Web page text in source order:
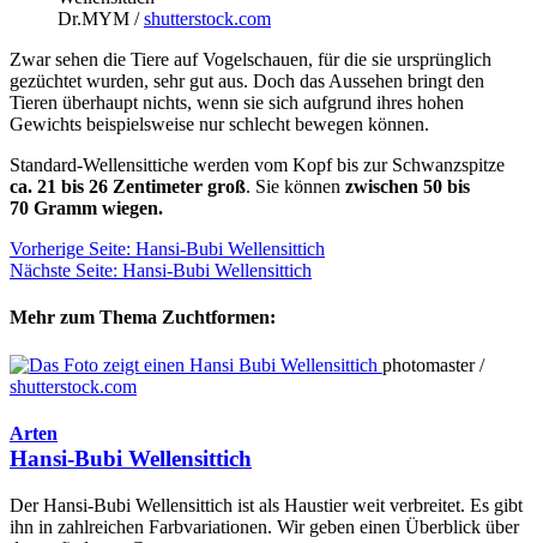
Dr.MYM /shutterstock.com
Zwar sehen die Tiere auf Vogelschauen, für die sie ursprünglich
gezüchtet wurden, sehr gut aus. Doch das Aussehen bringt den
Tieren überhaupt nichts, wenn sie sich aufgrund ihres hohen
Gewichts beispielsweise nur schlecht bewegen können.
Standard-Wellensittiche werden vom Kopf bis zur Schwanzspitze
ca. 21 bis 26 Zentimeter groß. Sie können zwischen 50 bis
70 Gramm wiegen.
Vorherige Seite: Hansi-Bubi Wellensittich
Nächste Seite: Hansi-Bubi Wellensittich
Mehr zum Thema Zuchtformen:
photomaster /
shutterstock.com
Arten
Hansi-Bubi Wellensittich
Der Hansi-Bubi Wellensittich ist als Haustier weit verbreitet. Es gibt
ihn in zahlreichen Farbvariationen. Wir geben einen Überblick über